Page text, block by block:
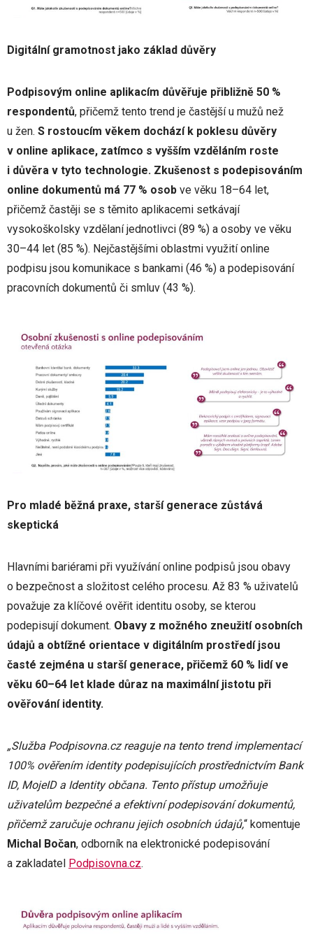
Digitální gramotnost jako základ důvěry
Podpisovým online aplikacím důvěřuje přibližně 50 %
respondentů, přičemž tento trend je častější u mužů než
u žen. S rostoucím věkem dochází k poklesu důvěry
v online aplikace, zatímco s vyšším vzděláním roste
i důvěra v tyto technologie. Zkušenost s podepisováním
online dokumentů má 77 % osob ve věku 18–64 let,
přičemž častěji se s těmito aplikacemi setkávají
vysokoškolsky vzdělaní jednotlivci (89 %) a osoby ve věku
30–44 let (85 %). Nejčastějšími oblastmi využití online
podpisu jsou komunikace s bankami (46 %) a podepisování
pracovních dokumentů či smluv (43 %).
Pro mladé běžná praxe, starší generace zůstává
skeptická
Hlavními bariérami při využívání online podpisů jsou obavy
o bezpečnost a složitost celého procesu. Až 83 % uživatelů
považuje za klíčové ověřit identitu osoby, se kterou
podepisují dokument. Obavy z možného zneužití osobních
údajů a obtížné orientace v digitálním prostředí jsou
časté zejména u starší generace, přičemž 60 % lidí ve
věku 60–64 let klade důraz na maximální jistotu při
ověřování identity.
„Služba Podpisovna.cz reaguje na tento trend implementací
100% ověřením identity podepisujících prostřednictvím Bank
ID, MojeID a Identity občana. Tento přístup umožňuje
uživatelům bezpečné a efektivní podepisování dokumentů,
přičemž zaručuje ochranu jejich osobních údajů,“ komentuje
Michal Bočan, odborník na elektronické podepisování
a zakladatel Podpisovna.cz.